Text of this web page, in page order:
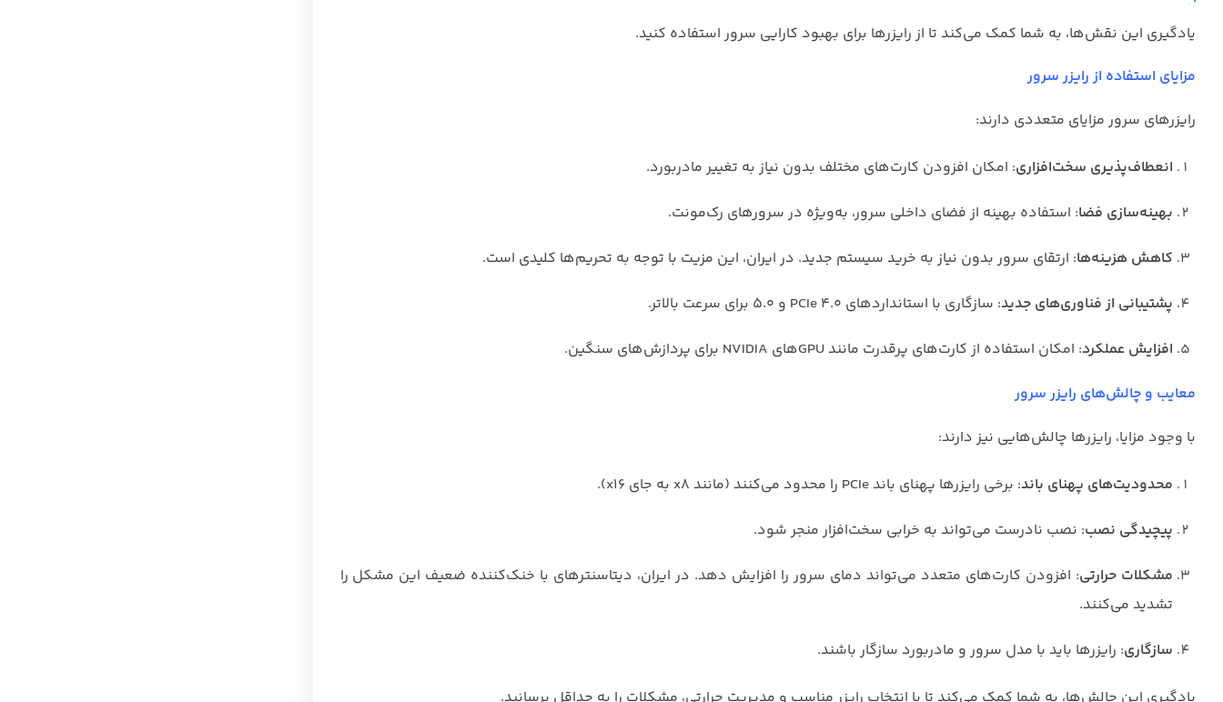
یادگیری این نقش‌ها، به شما کمک می‌کند تا از رایزرها برای بهبود کارایی سرور استفاده کنید.
مزایای استفاده از رایزر سرور
رایزرهای سرور مزایای متعددی دارند:
انعطاف‌پذیری سخت‌افزاری: امکان افزودن کارت‌های مختلف بدون نیاز به تغییر مادربورد.
بهینه‌سازی فضا: استفاده بهینه از فضای داخلی سرور، به‌ویژه در سرورهای رک‌مونت.
کاهش هزینه‌ها: ارتقای سرور بدون نیاز به خرید سیستم جدید. در ایران، این مزیت با توجه به تحریم‌ها کلیدی است.
پشتیبانی از فناوری‌های جدید: سازگاری با استانداردهای PCIe 4.0 و 5.0 برای سرعت بالاتر.
افزایش عملکرد: امکان استفاده از کارت‌های پرقدرت مانند GPUهای NVIDIA برای پردازش‌های سنگین.
معایب و چالش‌های رایزر سرور
با وجود مزایا، رایزرها چالش‌هایی نیز دارند:
محدودیت‌های پهنای باند: برخی رایزرها پهنای باند PCIe را محدود می‌کنند (مانند x8 به جای x16).
پیچیدگی نصب: نصب نادرست می‌تواند به خرابی سخت‌افزار منجر شود.
مشکلات حرارتی: افزودن کارت‌های متعدد می‌تواند دمای سرور را افزایش دهد. در ایران، دیتاسنترهای با خنک‌کننده ضعیف این مشکل را
تشدید می‌کنند.
سازگاری: رایزرها باید با مدل سرور و مادربورد سازگار باشند.